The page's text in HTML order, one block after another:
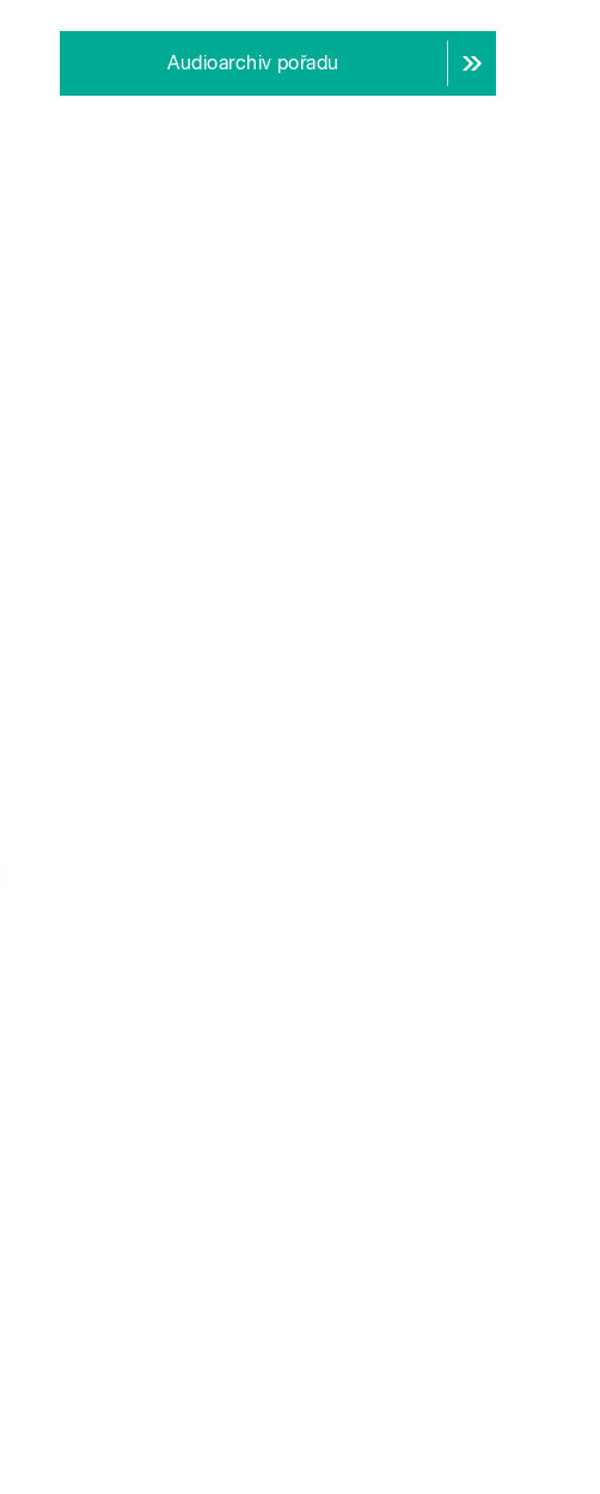
Audioarchiv pořadu